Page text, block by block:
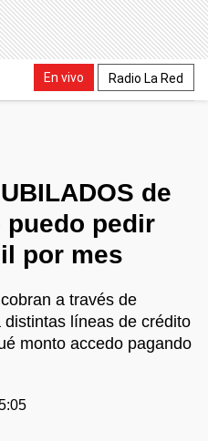
En vivo Radio La Red
de
puedo pedir
por mes
a través de
líneas de crédito
monto accedo pagando